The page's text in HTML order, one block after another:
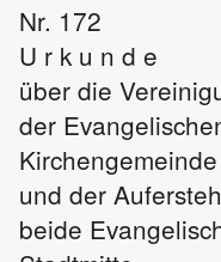
Nr. 172
U r k u n d e
über die
der
Kirchengemeinde
und der
beide